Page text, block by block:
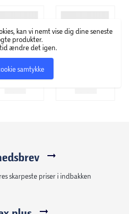
samt servietter med flotte
kan vi nemt vise dig dine seneste
produkter.
ændre det igen.
samtykke
skarpeste priser i indbakken